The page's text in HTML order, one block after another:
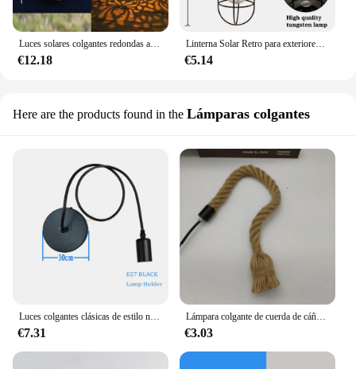
Luces solares colgantes redondas antiguas para jardín, Decoración Retro, patio, árbol, exterior, linterna Solar hueca decorativa para jardín, luz de Camping
€12.18
Linterna Solar Retro para exteriores, lámpara colgante para tienda de campaña, luces solares de Metal Vintage impermeables con bombilla de tungsteno para Patio y jardín
€5.14
Here are the products found in the Lámparas colgantes
Luces colgantes clásicas de estilo nórdico, minimalistas, simples, industriales, Edison, E27, portalámparas, lámpara de techo
€7.31
Lámpara colgante de cuerda de cáñamo Vintage americana, luces colgantes de decoración Industrial para restaurante, Bar y cafetería, luminarias de cuerda tejidas a mano
€3.03